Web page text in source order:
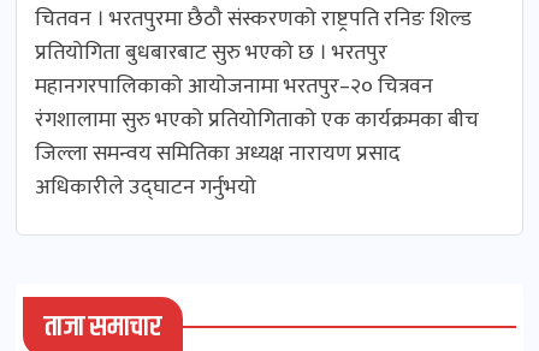
चितवन । भरतपुरमा छैठौ संस्करणको राष्ट्रपति रनिङ शिल्ड
प्रतियोगिता बुधबारबाट सुरु भएको छ । भरतपुर
महानगरपालिकाको आयोजनामा भरतपुर–२० चित्रवन
रंगशालामा सुरु भएको प्रतियोगिताको एक कार्यक्रमका बीच
जिल्ला समन्वय समितिका अध्यक्ष नारायण प्रसाद
अधिकारीले उद्घाटन गर्नुभयो
ताजा समाचार